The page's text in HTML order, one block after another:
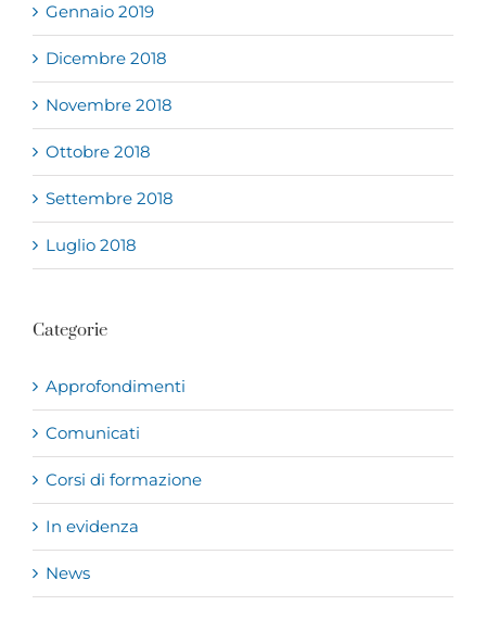
Gennaio 2019
Dicembre 2018
Novembre 2018
Ottobre 2018
Settembre 2018
Luglio 2018
Categorie
Approfondimenti
Comunicati
Corsi di formazione
In evidenza
News